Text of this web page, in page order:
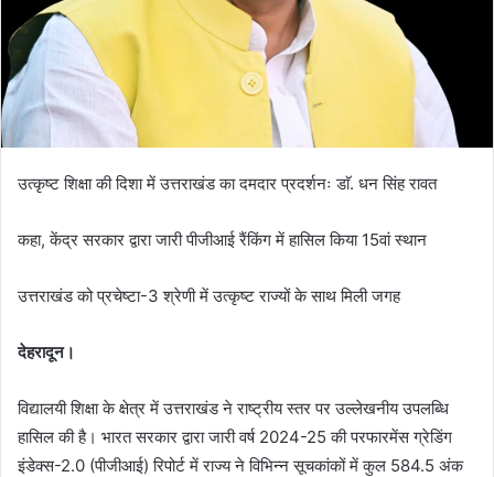
उत्कृष्ट शिक्षा की दिशा में उत्तराखंड का दमदार प्रदर्शनः डाॅ. धन सिंह रावत
कहा, केंद्र सरकार द्वारा जारी पीजीआई रैंकिंग में हासिल किया 15वां स्थान
उत्तराखंड को प्रचेष्टा-3 श्रेणी में उत्कृष्ट राज्यों के साथ मिली जगह
देहरादून।
विद्यालयी शिक्षा के क्षेत्र में उत्तराखंड ने राष्ट्रीय स्तर पर उल्लेखनीय उपलब्धि
हासिल की है। भारत सरकार द्वारा जारी वर्ष 2024-25 की परफारमेंस ग्रेडिंग
इंडेक्स-2.0 (पीजीआई) रिपोर्ट में राज्य ने विभिन्न सूचकांकों में कुल 584.5 अंक